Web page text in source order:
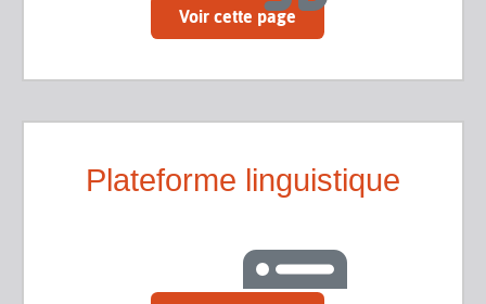
Voir cette page
Plateforme linguistique